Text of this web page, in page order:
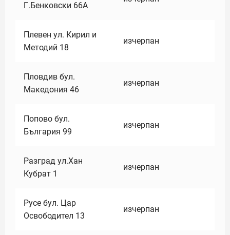
Г.Бенковски 66А
Плевен ул. Кирил и
Методий 18
изчерпан
Пловдив бул.
Македония 46
изчерпан
Попово бул.
България 99
изчерпан
Разград ул.Хан
Кубрат 1
изчерпан
Русе бул. Цар
Освободител 13
изчерпан